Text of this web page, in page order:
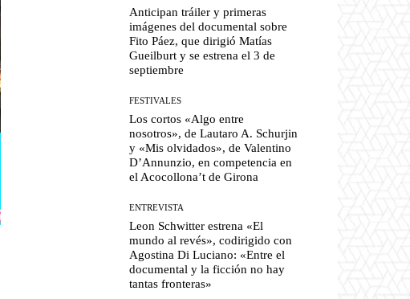
Anticipan tráiler y primeras
imágenes del documental sobre
Fito Páez, que dirigió Matías
Gueilburt y se estrena el 3 de
septiembre
FESTIVALES
Los cortos «Algo entre
nosotros», de Lautaro A. Schurjin
y «Mis olvidados», de Valentino
D’Annunzio, en competencia en
el Acocollona’t de Girona
ENTREVISTA
Leon Schwitter estrena «El
mundo al revés», codirigido con
Agostina Di Luciano: «Entre el
documental y la ficción no hay
tantas fronteras»